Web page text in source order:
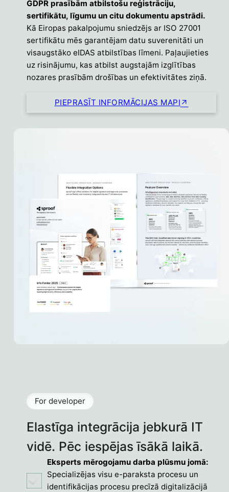
GDPR prasībām atbilstošu reģistrāciju,
sertifikātu, līgumu un citu dokumentu apstrādi.
Kā Eiropas pakalpojumu sniedzējs ar ISO 27001
sertifikātu mēs garantējam datu suverenitāti un
visaugstāko eIDAS atbilstības līmeni. Paļaujieties
uz risinājumu, kas atbilst augstajām izglītības
nozares prasībām drošības un efektivitātes ziņā.
PIEPRASĪT INFORMĀCIJAS MAPI
Elastīga integrācija jebkurā IT
vidē. Pēc iespējas īsākā laikā.
For developer
Eksperts mērogojamu darba plūsmu jomā:
Specializējas visu e-paraksta procesu un
identifikācijas procesu precīzā digitalizācijā